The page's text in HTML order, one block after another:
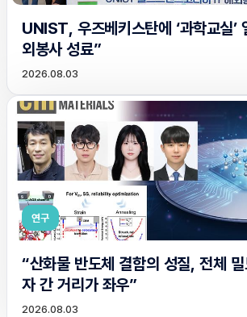
UNIST, 우즈베키스탄에 ‘과학교실’
외봉사 성료”
2026.08.03
연구
“산화물 반도체 결함의 성질, 전체
자 간 거리가 좌우”
2026.08.03